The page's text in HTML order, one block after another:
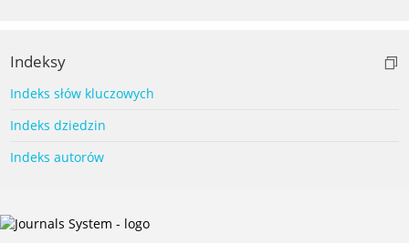
Indeksy
Indeks słów kluczowych
Indeks dziedzin
Indeks autorów